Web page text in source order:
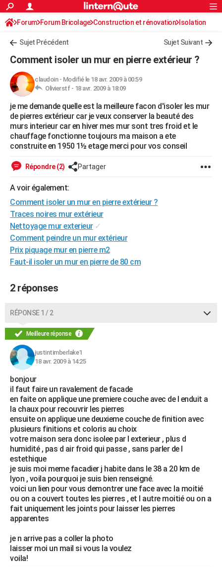
ACTUALITÉS
Politique
Société
Faits Divers
Education
Monde
Villes
+
FINANCE
Retraite
Impôts
Epargne
Immobilier
Risques naturels par ville
Banque
Assurance
Crédit
AUTO
Essais
Réserver un essai
Citadines
Berlines
SUV
Forum auto
+HIGH-TECH
Mobiles
Meilleur smartphone
Internet
Ordinateurs
Jeux vidéo
Guide high-tech
+BRICOLAGE
Forum
Aménagement intérieur
Extérieur
Cuisine
Salle de bains
Jardinage
Rangement
Guides de France
Escapades
Patrimoine
Expositions
Musées
Week-end nature
Art de vivre
Bien-être
Loisirs
Mode
Modes de vie
Alimentation
Guide de la santé
Maladies
Médicaments
Sommeil
VOYAGE
Destinations
City break
Voyage nature
Voyage de noces
PHOTO
GUIDES D'ACHAT
CARTE DE VOEUX
Carte de Noël
Carte Bonne année
Carte Saint-Valentin
Carte Pâques
Carte d'anniversaire
DICTIONNAIRE
Dictionnaire
Biographies
Citations
Expressions
Proverbes
PROGRAMME TV
COPAINS D'AVANT
AVIS DE DÉCÈS
FORUM
Bricolage
Lifestyle
Culture
Sport
Auto
Television
Voyage
Cinema
Rechercher
S'inscrire
Connexion
Forum Forum Bricolage Construction et rénovation Isolation
Sujet Précédent Sujet Suivant
Comment isoler un mur en pierre extérieur ?
claudoin- Modifié le 18 avr. 2009 à 00:59
Olivierstf - 18 avr. 2009 à 18:09
je me demande quelle est la meilleure facon d'isoler les mur
de pierres extérieur car je veux conserver la beauté des
murs interieur car en hiver mes mur sont tres froid et le
chauffage fonctionne toujours ma maison a ete
construite en 1950 1½ etage merci pour vos conseil
Répondre (2) Partager
A voir également:
Comment isoler un mur en pierre extérieur ?
Traces noires mur extérieur
Nettoyage mur exterieur ✓
Comment peindre un mur extérieur
Prix piquage mur en pierre m2
Faut-il isoler un mur en pierre de 80 cm
2 réponses
RÉPONSE 1 / 2
Meilleure réponse
justintimberlake1
18 avr. 2009 à 14:25
bonjour
il faut faire un ravalement de facade
en faite on applique une premiere couche avec de l enduit a
la chaux pour recouvrir les pierres
ensuite on applique une deuxieme couche de finition avec
plusieurs finitions et coloris au choix
votre maison sera donc isolee par l exterieur , plus d
humidité , pas d air froid qui passe , sans parler de l
estethique
je suis moi meme facadier j habite dans le 38 a 20 km de
lyon , voila pourquoi je suis bien renseigné.
voici un lien pour vous demontrer une face avec la moitié
ou on a couvert toutes les pierres , et l autre moitié ou on a
fait uniquement les joints pour laisser les pierres
apparentes
je n arrive pas a coller la photo
laisser moi un mail si vous la voulez
voila!